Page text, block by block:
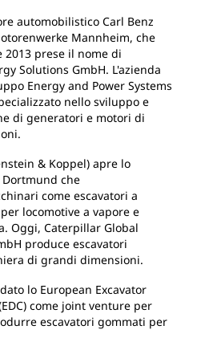
automobilistico Carl Benz
Mannheim, che
2013 prese il nome di
Solutions GmbH. L'azienda
Energy and Power Systems
nello sviluppo e
di generatori e motori di
& Koppel) apre lo
che
come escavatori a
locomotive a vapore e
Oggi, Caterpillar Global
produce escavatori
di grandi dimensioni.
lo European Excavator
come joint venture per
escavatori gommati per